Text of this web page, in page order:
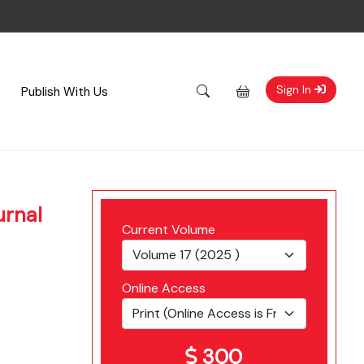
Publish With Us Sign In
Current Volume
Online Access
300